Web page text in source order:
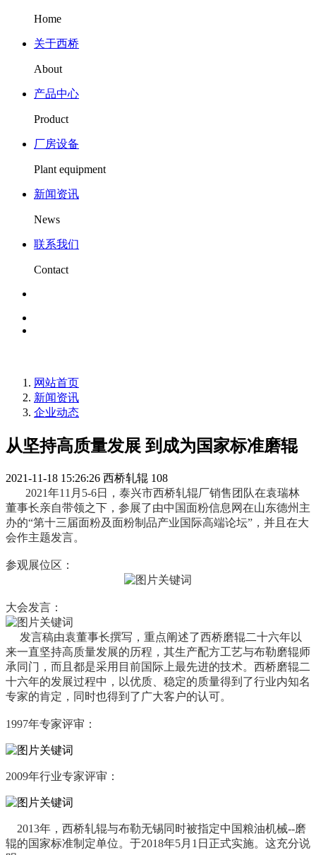
Home
关于西桥
About
产品中心
Product
厂房设备
Plant equipment
新闻资讯
News
联系我们
Contact
网站首页
新闻资讯
企业动态
从坚持高质量发展 到成为国家标准磨辊
2021-11-18 15:26:26 西桥轧辊 108
2021年11月5-6日，泰兴市西桥轧辊厂销售团队在袁瑞林
董事长亲自带领之下，参展了由中国面粉信息网在山东德州主
办的“第十三届面粉及面粉制品产业国际高端论坛”，并且在大
会作主题发言。
参观展位区：
大会发言：
发言稿由袁董事长撰写，重点阐述了西桥磨辊二十六年以
来一直坚持高质量发展的历程，其生产配方工艺与布勒磨辊师
承同门，而且都是采用目前国际上最先进的技术。西桥磨辊二
十六年的发展过程中，以优质、稳定的质量得到了行业内知名
专家的肯定，同时也得到了广大客户的认可。
1997年专家评审：
2009年行业专家评审：
2013年，西桥轧辊与布勒无锡同时被指定中国粮油机械--磨
辊的国家标准制定单位。于2018年5月1日正式实施。这充分说